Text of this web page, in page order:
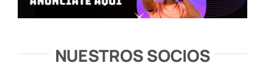
NUESTROS SOCIOS